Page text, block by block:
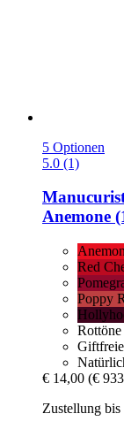
5 Optionen
5.0 (1)
Anemone
Red
Poppy
Rottöne
€ 14,00 (€
Zustellung